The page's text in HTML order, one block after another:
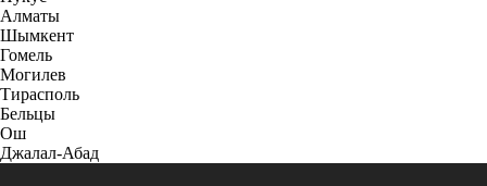
Алматы
Шымкент
Гомель
Могилев
Тирасполь
Бельцы
Ош
Джалал-Абад